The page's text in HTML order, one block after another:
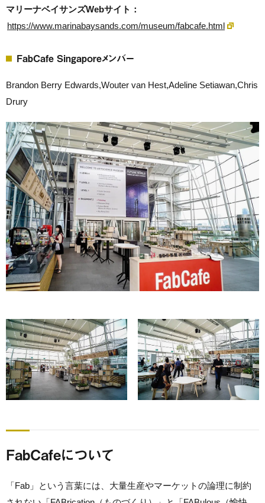
マリーナベイサンズWebサイト：
https://www.marinabaysands.com/museum/fabcafe.html
FabCafe Singaporeメンバー
Brandon Berry Edwards,Wouter van Hest,Adeline Setiawan,Chris
Drury
FabCafeについて
「Fab」という言葉には、大量生産やマーケットの論理に制約